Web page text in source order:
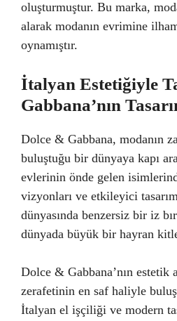
oluşturmuştur. Bu marka,
alarak modanın evrimine
oynamıştır.
İtalyan Estetiğiyle
Gabbana’nın
Dolce & Gabbana, modanın
buluştuğu bir dünyaya kapı
evlerinin önde gelen
vizyonları ve etkileyici
dünyasında benzersiz bir iz
dünyada büyük bir hayran
Dolce & Gabbana’nın estetik
zerafetinin en saf haliyle
İtalyan el işçiliği ve modern